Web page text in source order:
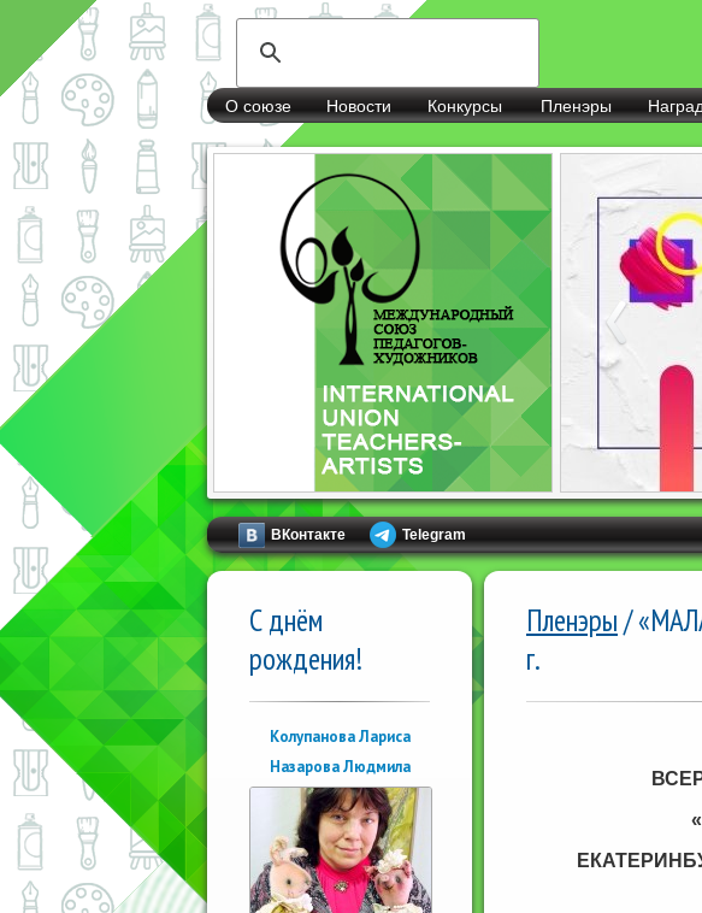
О союзе Новости Конкурсы Пленэры
ВКонтакте Telegram
С днём
рождения!
Колупанова Лариса
Назарова Людмила
Пленэры/
г.